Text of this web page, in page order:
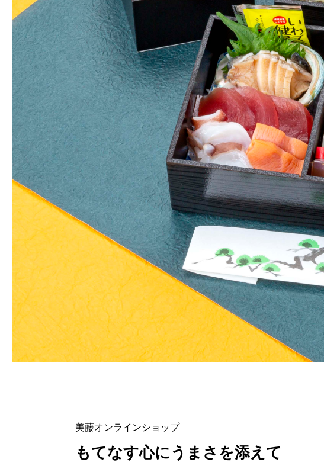
美藤オンラインショップ
もてなす心にうまさを添えて